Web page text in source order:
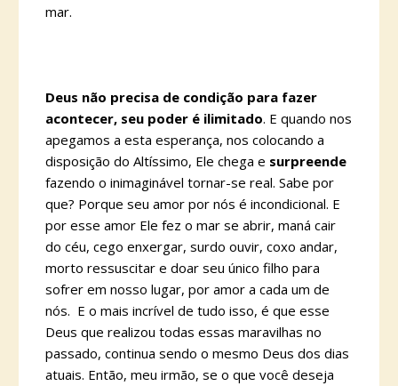
mar.
Deus não precisa de condição para fazer
acontecer, seu poder é ilimitado. E quando nos
apegamos a esta esperança, nos colocando a
disposição do Altíssimo, Ele chega e surpreende
fazendo o inimaginável tornar-se real. Sabe por
que? Porque seu amor por nós é incondicional. E
por esse amor Ele fez o mar se abrir, maná cair
do céu, cego enxergar, surdo ouvir, coxo andar,
morto ressuscitar e doar seu único filho para
sofrer em nosso lugar, por amor a cada um de
nós. E o mais incrível de tudo isso, é que esse
Deus que realizou todas essas maravilhas no
passado, continua sendo o mesmo Deus dos dias
atuais. Então, meu irmão, se o que você deseja